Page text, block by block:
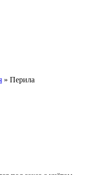
» Перила